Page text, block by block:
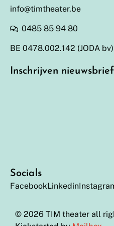
Inschrijven nieuwsbrief
Socials
FacebookLinkedin
info@timtheater.be
0485 85 94 80
BE 0478.002.142 (JODA bv)
© 2026 TIM theater all